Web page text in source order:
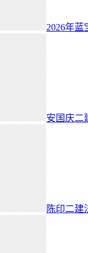
2026年
安国庆二
陈印二建